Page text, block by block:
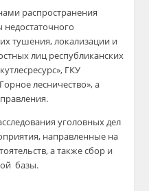
распространения
тушения, локализации и
лиц республиканских
ГКУ
лесничество», а
уголовных дел
направленные на
а также сбор и
базы.